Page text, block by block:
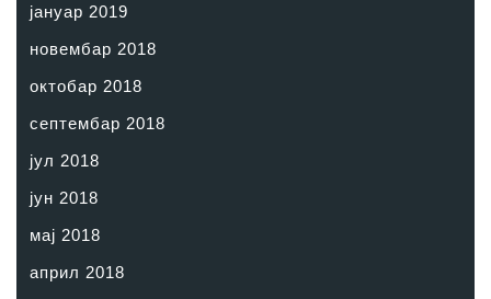
јануар 2019
новембар 2018
октобар 2018
септембар 2018
јул 2018
јун 2018
мај 2018
април 2018